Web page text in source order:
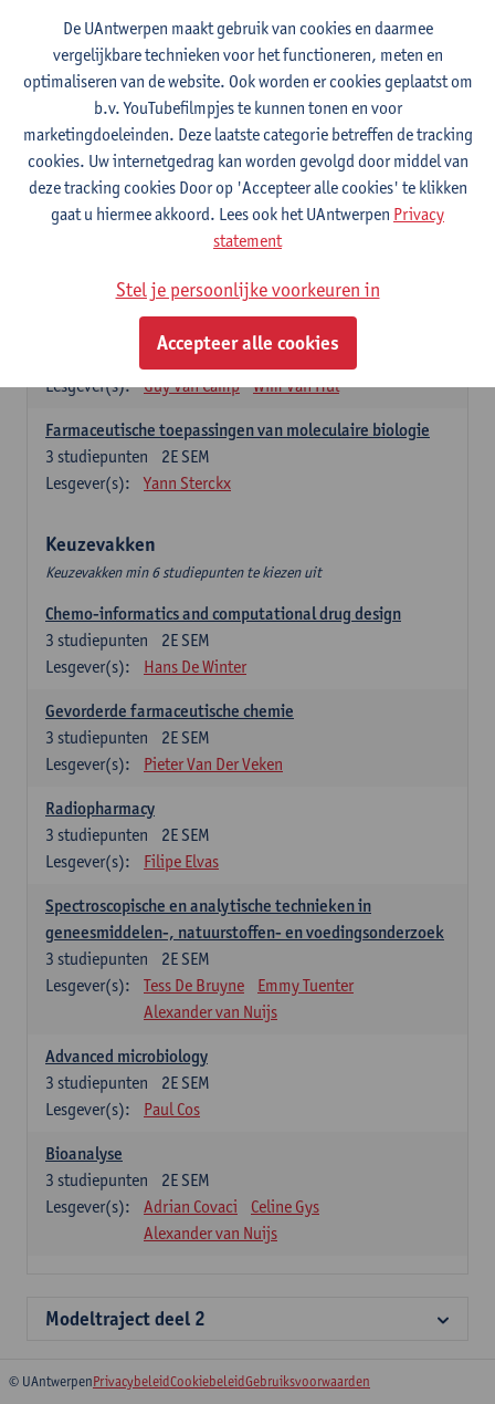
Glenn A L Van Den Bosch
Annick Van Riel
Ellen Verhavert
Steven Weekx
Apotheekstage I
2E SEM
12studiepunten
Lesgever(s):
Hans De Loof
Guido De Meyer
Filip Kiekens
Dominique Jans
Farmacotherapie en farmaceutische zorg II
Lesgever(s):
Hans De Loof
Genetica en farmacogenetica
2E SEM
Lesgever(s):
Guy Van Camp Wim Van Hul
Farmaceutische toepassingen van moleculaire biologie
2E SEM
3 studiepunten
Lesgever(s):
Yann Sterckx
Keuzevakken
Keuzevakken min 6 studiepunten te kiezen uit
Chemo-informatics and computational drug design
2E SEM
3 studiepunten
Lesgever(s):
Hans De Winter
Gevorderde farmaceutische chemie
2E SEM
3 studiepunten
Lesgever(s):
Pieter Van Der Veken
Radiopharmacy
2E SEM
3 studiepunten
Lesgever(s):
Filipe Elvas
Spectroscopische en analytische technieken in
geneesmiddelen-, natuurstoffen- en voedingsonderzoek
2E SEM
3 studiepunten
Lesgever(s):
Tess De Bruyne
Emmy Tuenter
Alexander van Nuijs
Advanced microbiology
2E SEM
3 studiepunten
Lesgever(s):
Paul Cos
Bioanalyse
2E SEM
3 studiepunten
Lesgever(s):
Adrian Covaci
Celine Gys
Alexander van Nuijs
Modeltraject deel 2
© UAntwerpenPrivacybeleidCookiebeleidGebruiksvoorwaarden
De UAntwerpen maakt gebruik van cookies en daarmee
vergelijkbare technieken voor het functioneren, meten en
optimaliseren van de website. Ook worden er cookies geplaatst om
b.v. YouTubefilmpjes te kunnen tonen en voor
marketingdoeleinden. Deze laatste categorie betreffen de tracking
cookies. Uw internetgedrag kan worden gevolgd door middel van
deze tracking cookies Door op 'Accepteer alle cookies' te klikken
gaat u hiermee akkoord. Lees ook het UAntwerpen Privacy
statement
Stel je persoonlijke voorkeuren in
Accepteer alle cookies